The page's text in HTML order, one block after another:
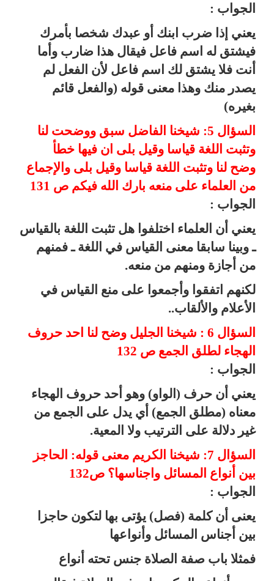
الجواب :
يعني إذا ضرب ابنك أو عبدك شخصا بأمرك
فيشتق له اسم فاعل فيقال هذا ضارب وأما
أنت فلا يشتق لك اسم فاعل لأن الفعل لم
يصدر منك وهذا معنى قوله (والفعل قائم
بغيره)
السؤال 5: شيخنا الفاضل سبق ووضحت لنا
وتثبت اللغة قياسا وقيل بلى ان فيها خطأ
وضح لنا وتثبت اللغة قياسا وقيل بلى والإجماع
من العلماء على منعه بارك الله فيكم ص 131
الجواب :
يعني أن العلماء اختلفوا هل تثبت اللغة بالقياس
ـ وبينا سابقا معنى القياس في اللغة ـ فمنهم
من أجازة ومنهم من منعه.
لكنهم اتفقوا وأجمعوا على منع القياس في
الأعلام والألقاب..
السؤال 6 : شيخنا الجليل وضح لنا احد حروف
الهجاء لطلق الجمع ص 132
الجواب :
يعني أن حرف (الواو) وهو أحد حروف الهجاء
معناه (مطلق الجمع) أي يدل على الجمع من
غير دلالة على الترتيب ولا المعية.
السؤال 7: شيخنا الكريم معنى قوله: الحاجز
بين أنواع المسائل واجناسها؟ ص132
الجواب :
يعنى أن كلمة (فصل) يؤتى بها لتكون حاجزا
بين أجناس المسائل وأنواعها
فمثلا باب صفة الصلاة جنس تحته أنواع